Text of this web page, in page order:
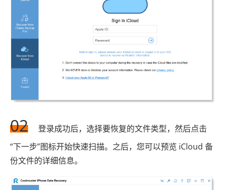
02
登录成功后，选择要恢复的文件类型，然后点击
“下一步”图标开始快速扫描。之后，您可以预览 iCloud 备
份文件的详细信息。